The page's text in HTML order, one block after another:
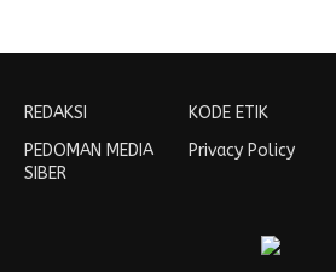
REDAKSI
PEDOMAN MEDIA
SIBER
KODE ETIK
Privacy Policy